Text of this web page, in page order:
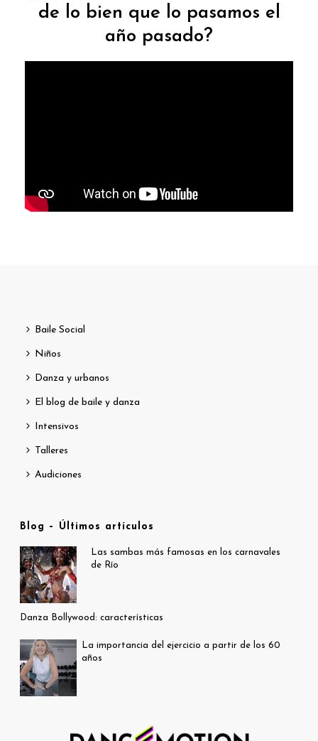
de lo bien que lo pasamos el
año pasado?
Baile Social
Niños
Danza y urbanos
El blog de baile y danza
Intensivos
Talleres
Audiciones
Blog – Últimos artículos
Las sambas más famosas en los carnavales
de Río
Danza Bollywood: características
La importancia del ejercicio a partir de los 60
años